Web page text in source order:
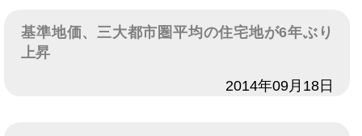
基準地価、三大都市圏平均の住宅地が6年ぶり
上昇
2014年09月18日